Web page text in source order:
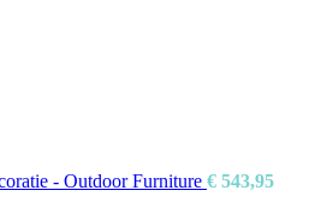
- Outdoor Furniture € 543,95